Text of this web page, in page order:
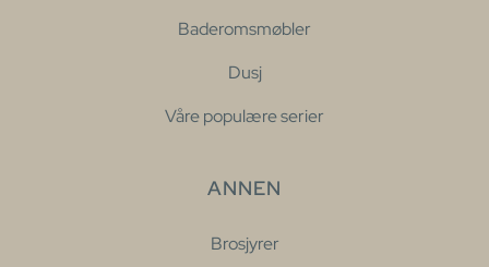
Baderomsmøbler
Dusj
Våre populære serier
ANNEN
Brosjyrer